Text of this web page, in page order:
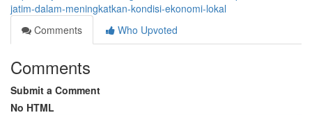
jatim-dalam-meningkatkan-kondisi-ekonomi-lokal
Comments
Who Upvoted
Comments
Submit a Comment
No HTML